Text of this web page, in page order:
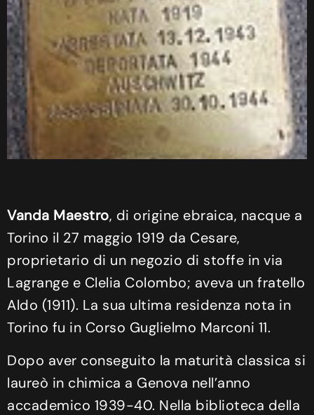
Vanda Maestro, di origine ebraica, nacque a
Torino il 27 maggio 1919 da Cesare,
proprietario di un negozio di stoffe in via
Lagrange e Clelia Colombo; aveva un fratello
Aldo (1911). La sua ultima residenza nota in
Torino fu in Corso Guglielmo Marconi 11.
Dopo aver conseguito la maturità classica si
laureò in chimica a Genova nell’anno
accademico 1939-40. Nella biblioteca della